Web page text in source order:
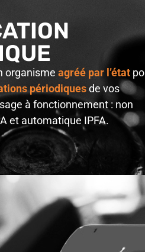
organisme agréé par l’état
périodiquesde vos
à fonctionnement : non
et automatique IPFA.